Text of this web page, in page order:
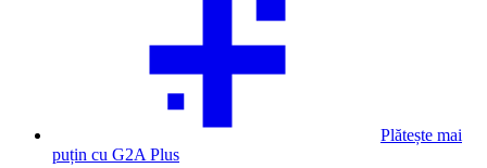
Plătește mai
puțin cu G2A Plus